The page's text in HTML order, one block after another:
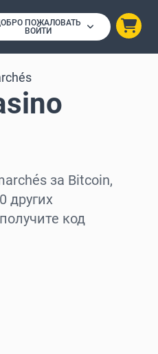
ПОЖАЛОВАТЬ
ВОЙТИ
за Bitcoin,
других
код